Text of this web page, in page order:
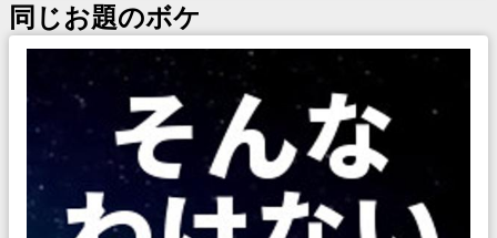
同じお題のボケ